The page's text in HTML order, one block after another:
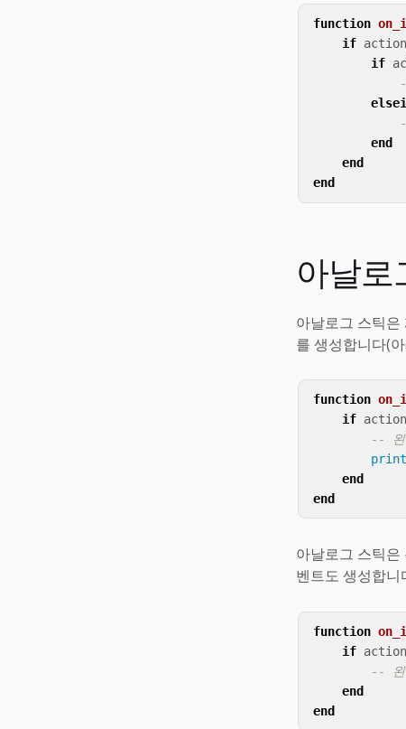
function
if
if
end
end
end
아날로
아날로그 스틱
를 생성합니다(
function
if
-- 왼
print
end
end
아날로그 스틱
벤트도 생성합니
function
if
-- 왼
end
end